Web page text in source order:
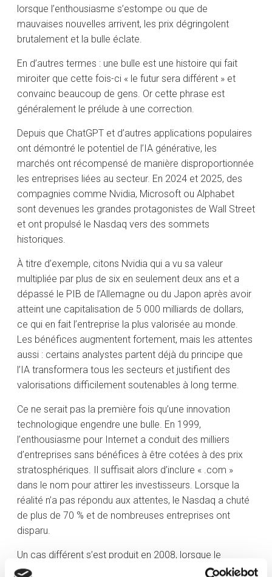
lorsque l’enthousiasme s’estompe ou que de
mauvaises nouvelles arrivent, les prix dégringolent
brutalement et la bulle éclate.
En d’autres termes : une bulle est une histoire qui fait
miroiter que cette fois-ci « le futur sera différent » et
convainc beaucoup de gens. Or cette phrase est
généralement le prélude à une correction.
Depuis que ChatGPT et d’autres applications populaires
ont démontré le potentiel de l’IA générative, les
marchés ont récompensé de manière disproportionnée
les entreprises liées au secteur. En 2024 et 2025, des
compagnies comme Nvidia, Microsoft ou Alphabet
sont devenues les grandes protagonistes de Wall Street
et ont propulsé le Nasdaq vers des sommets
historiques.
À titre d’exemple, citons Nvidia qui a vu sa valeur
multipliée par plus de six en seulement deux ans et a
dépassé le PIB de l’Allemagne ou du Japon après avoir
atteint une capitalisation de 5 000 milliards de dollars,
ce qui en fait l’entreprise la plus valorisée au monde.
Les bénéfices augmentent fortement, mais les attentes
aussi : certains analystes partent déjà du principe que
l’IA transformera tous les secteurs et justifient des
valorisations difficilement soutenables à long terme.
Ce ne serait pas la première fois qu’une innovation
technologique engendre une bulle. En 1999,
l’enthousiasme pour Internet a conduit des milliers
d’entreprises sans bénéfices à être cotées à des prix
stratosphériques. Il suffisait alors d’inclure « .com »
dans le nom pour attirer les investisseurs. Lorsque la
réalité n’a pas répondu aux attentes, le Nasdaq a chuté
de plus de 70 % et de nombreuses entreprises ont
disparu.
Un cas différent s’est produit en 2008, lorsque le
problème n’était pas un excès d’optimisme